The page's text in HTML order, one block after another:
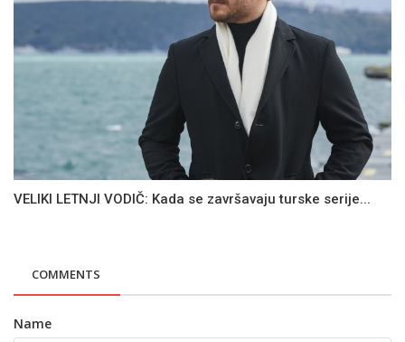
VELIKI LETNJI VODIČ: Kada se završavaju turske serije...
COMMENTS
Name